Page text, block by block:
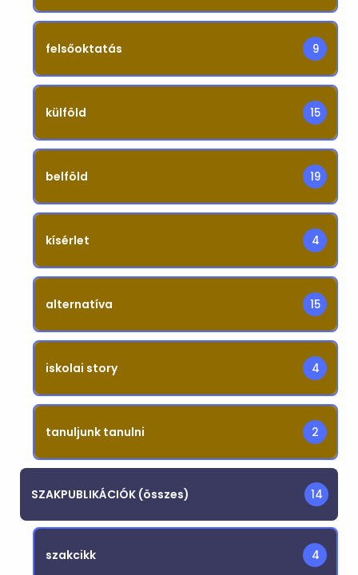
felsőoktatás 9
külföld 15
belföld 19
kísérlet 4
alternatíva 15
iskolai story 4
tanuljunk tanulni 2
SZAKPUBLIKÁCIÓK (összes) 14
szakcikk 4